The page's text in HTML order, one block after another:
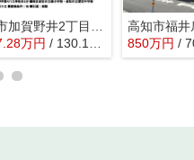
万円 / 130.12㎡
高知市福井
850万円 /